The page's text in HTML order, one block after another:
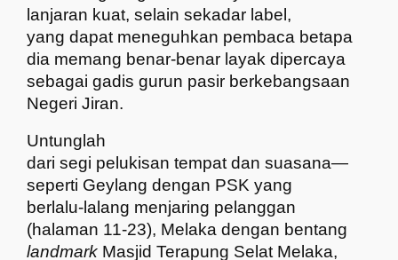
lanjaran kuat, selain sekadar label,
yang dapat meneguhkan pembaca betapa
dia memang benar-benar layak dipercaya
sebagai gadis gurun pasir berkebangsaan
Negeri Jiran.
Untunglah
dari segi pelukisan tempat dan suasana—
seperti Geylang dengan PSK yang
berlalu-lalang menjaring pelanggan
(halaman 11-23), Melaka dengan bentang
landmark Masjid Terapung Selat Melaka,